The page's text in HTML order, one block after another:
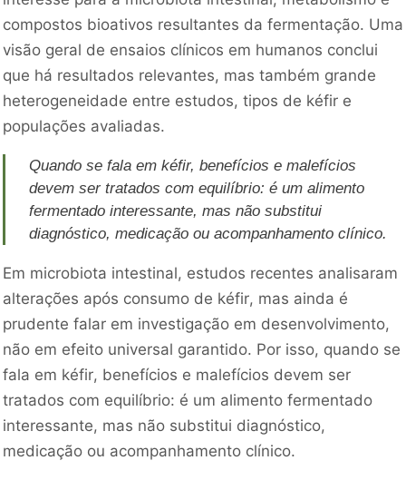
compostos bioativos resultantes da fermentação. Uma
visão geral de ensaios clínicos em humanos conclui
que há resultados relevantes, mas também grande
heterogeneidade entre estudos, tipos de kéfir e
populações avaliadas.
Quando se fala em kéfir, benefícios e malefícios
devem ser tratados com equilíbrio: é um alimento
fermentado interessante, mas não substitui
diagnóstico, medicação ou acompanhamento clínico.
Em microbiota intestinal, estudos recentes analisaram
alterações após consumo de kéfir, mas ainda é
prudente falar em investigação em desenvolvimento,
não em efeito universal garantido. Por isso, quando se
fala em kéfir, benefícios e malefícios devem ser
tratados com equilíbrio: é um alimento fermentado
interessante, mas não substitui diagnóstico,
medicação ou acompanhamento clínico.